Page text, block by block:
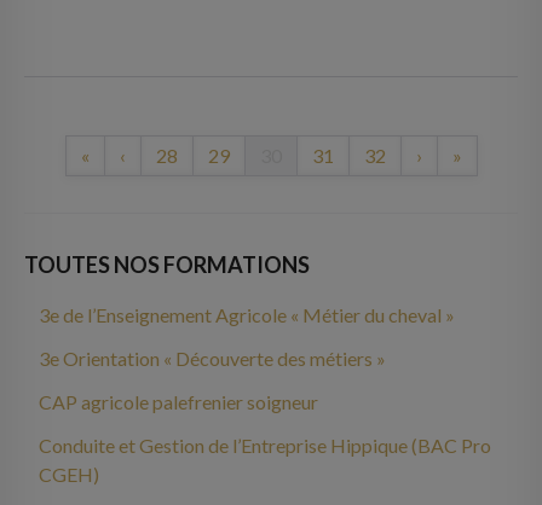
« ‹ 28 29 31 32 › »
TOUTES NOS FORMATIONS
3e de l’Enseignement Agricole « Métier du cheval »
3e Orientation « Découverte des métiers »
CAP agricole palefrenier soigneur
Conduite et Gestion de l’Entreprise Hippique (BAC Pro
CGEH)